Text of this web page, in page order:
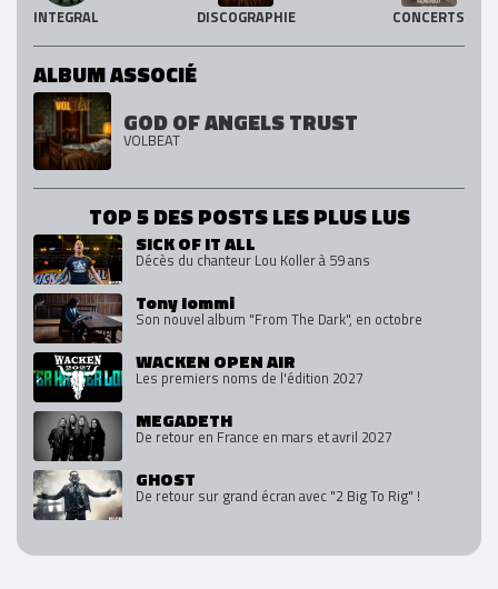
INTEGRAL DISCOGRAPHIE CONCERTS
ALBUM ASSOCIÉ
GOD OF ANGELS TRUST
VOLBEAT
TOP 5 DES POSTS LES PLUS LUS
SICK OF IT ALL
Décès du chanteur Lou Koller à 59 ans
Tony Iommi
Son nouvel album "From The Dark", en octobre
WACKEN OPEN AIR
Les premiers noms de l'édition 2027
MEGADETH
De retour en France en mars et avril 2027
GHOST
De retour sur grand écran avec "2 Big To Rig" !